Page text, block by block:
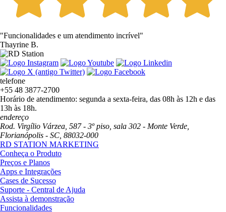
"Funcionalidades e um atendimento incrível"
Thayrine B.
telefone
+55 48 3877-2700
Horário de atendimento: segunda a sexta-feira, das 08h às 12h e das
13h às 18h.
endereço
Rod. Virgílio Várzea, 587 - 3º piso, sala 302 - Monte Verde,
Florianópolis - SC, 88032-000
RD STATION MARKETING
Conheça o Produto
Preços e Planos
Apps e Integrações
Cases de Sucesso
Suporte - Central de Ajuda
Assista à demonstração
Funcionalidades